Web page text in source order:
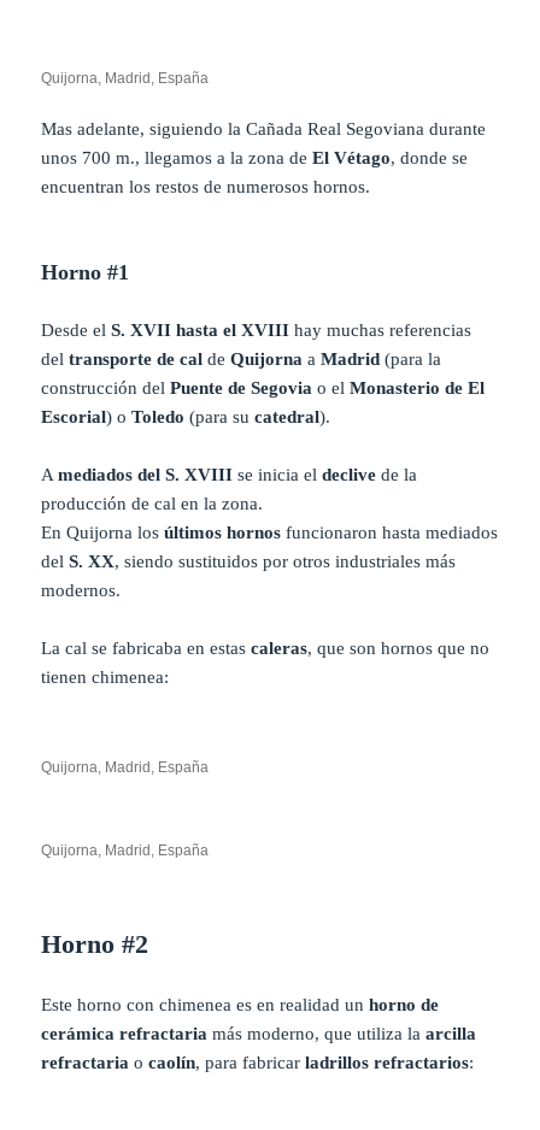
Quijorna, Madrid, España
Mas adelante, siguiendo la Cañada Real Segoviana durante
unos 700 m., llegamos a la zona deEl Vétago, donde se
encuentran los restos de numerosos hornos.
Horno #1
Desde elS. XVII hasta el XVIII hay muchas referencias
deltransporte de caldeQuijorna aMadrid (para la
construcción delPuente de Segovia o elMonasterio de El
Escorial) oToledo (para sucatedral).
Amediados del S. XVIIIse inicia eldeclive de la
producción de cal en la zona.
En Quijorna los últimos hornos funcionaron hasta mediados
delS. XX, siendo sustituidos por otros industriales más
modernos.
La cal se fabricaba en estascaleras, que son hornos que no
tienen chimenea:
Quijorna, Madrid, España
Quijorna, Madrid, España
Horno #2
Este horno con chimenea es en realidad unhorno de
cerámica refractariamás moderno, que utiliza laarcilla
refractaria ocaolín, para fabricarladrillos refractarios: